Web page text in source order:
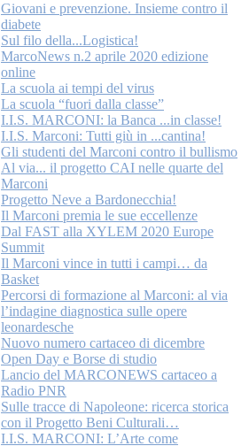
Giovani e prevenzione. Insieme contro il
diabete
Sul filo della...Logistica!
MarcoNews n.2 aprile 2020 edizione
online
La scuola ai tempi del virus
La scuola “fuori dalla classe”
I.I.S. MARCONI: la Banca ...in classe!
I.I.S. Marconi: Tutti giù in ...cantina!
Gli studenti del Marconi contro il bullismo
Al via... il progetto CAI nelle quarte del
Marconi
Progetto Neve a Bardonecchia!
Il Marconi premia le sue eccellenze
Dal FAST alla XYLEM 2020 Europe
Summit
Il Marconi vince in tutti i campi… da
Basket
Percorsi di formazione al Marconi: al via
l’indagine diagnostica sulle opere
leonardesche
Nuovo numero cartaceo di dicembre
Open Day e Borse di studio
Lancio del MARCONEWS cartaceo a
Radio PNR
Sulle tracce di Napoleone: ricerca storica
con il Progetto Beni Culturali…
I.I.S. MARCONI: L’Arte come